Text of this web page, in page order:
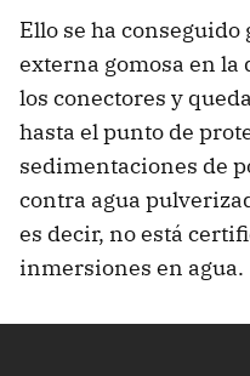
Ello se ha conseguido
externa gomosa en la
los conectores y
hasta el punto de
sedimentaciones de
contra agua
es decir, no está
inmersiones en agua.